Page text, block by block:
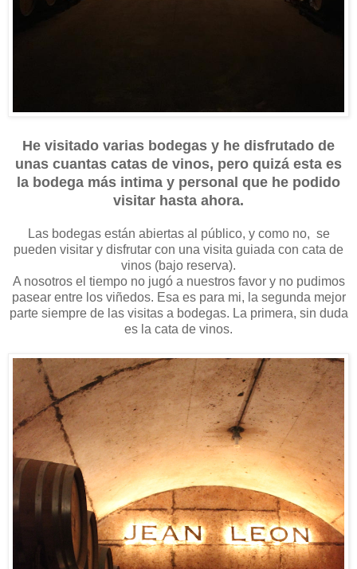
He visitado varias bodegas y he disfrutado de
unas cuantas catas de vinos, pero quizá esta es
la bodega más intima y personal que he podido
visitar hasta ahora.
Las bodegas están abiertas al público, y como no, se
pueden visitar y disfrutar con una visita guiada con cata de
vinos (bajo reserva).
A nosotros el tiempo no jugó a nuestros favor y no pudimos
pasear entre los viñedos. Esa es para mi, la segunda mejor
parte siempre de las visitas a bodegas. La primera, sin duda
es la cata de vinos.